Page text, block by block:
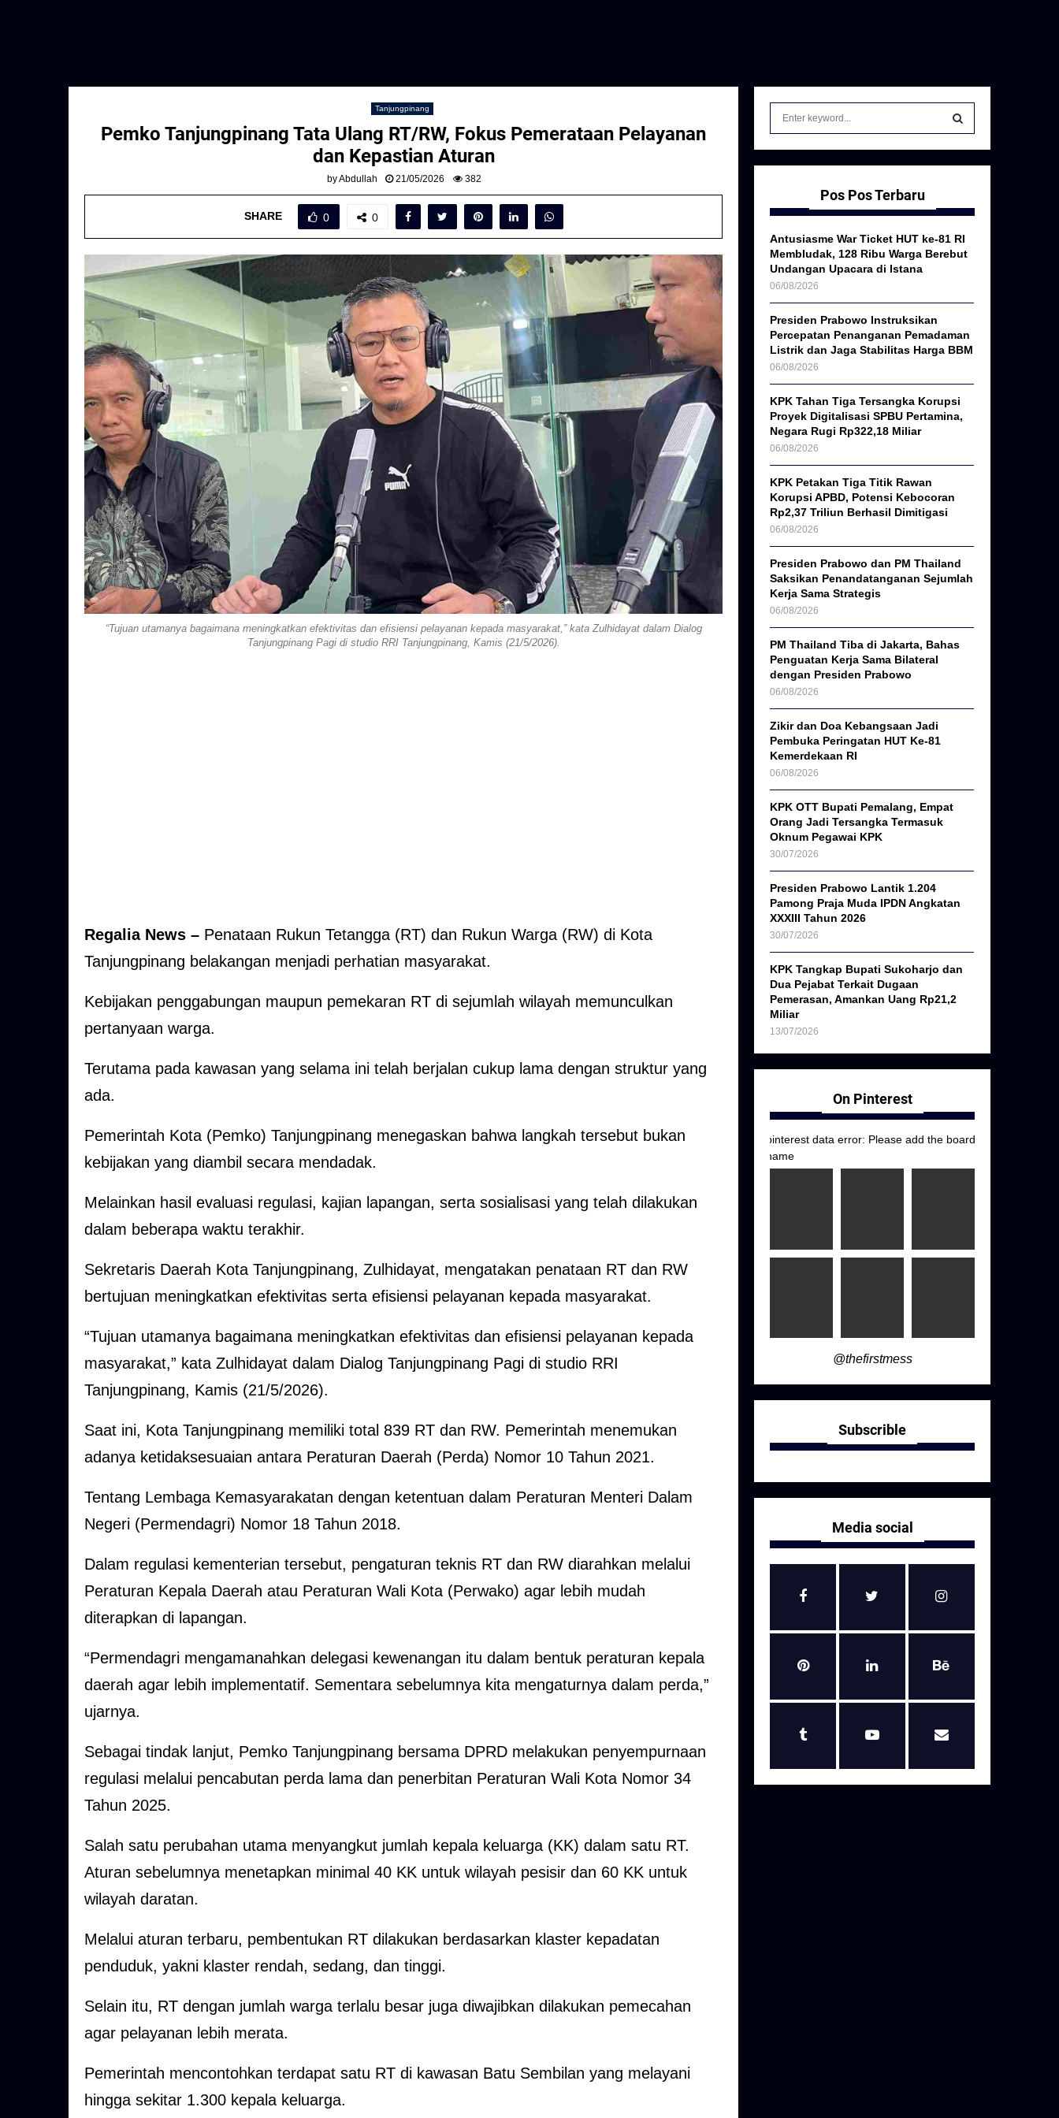
Tanjungpinang
Pemko Tanjungpinang Tata Ulang RT/RW, Fokus Pemerataan Pelayanan
dan Kepastian Aturan
byAbdullah 21/05/2026 382
SHARE 0 0
“Tujuan utamanya bagaimana meningkatkan efektivitas dan efisiensi pelayanan kepada masyarakat,” kata Zulhidayat dalam Dialog
Tanjungpinang Pagi di studio RRI Tanjungpinang, Kamis (21/5/2026).
Regalia News – Penataan Rukun Tetangga (RT) dan Rukun Warga (RW) di Kota
Tanjungpinang belakangan menjadi perhatian masyarakat.
Kebijakan penggabungan maupun pemekaran RT di sejumlah wilayah memunculkan
pertanyaan warga.
Terutama pada kawasan yang selama ini telah berjalan cukup lama dengan struktur yang
ada.
Pemerintah Kota (Pemko) Tanjungpinang menegaskan bahwa langkah tersebut bukan
kebijakan yang diambil secara mendadak.
Melainkan hasil evaluasi regulasi, kajian lapangan, serta sosialisasi yang telah dilakukan
dalam beberapa waktu terakhir.
Sekretaris Daerah Kota Tanjungpinang, Zulhidayat, mengatakan penataan RT dan RW
bertujuan meningkatkan efektivitas serta efisiensi pelayanan kepada masyarakat.
“Tujuan utamanya bagaimana meningkatkan efektivitas dan efisiensi pelayanan kepada
masyarakat,” kata Zulhidayat dalam Dialog Tanjungpinang Pagi di studio RRI
Tanjungpinang, Kamis (21/5/2026).
Saat ini, Kota Tanjungpinang memiliki total 839 RT dan RW. Pemerintah menemukan
adanya ketidaksesuaian antara Peraturan Daerah (Perda) Nomor 10 Tahun 2021.
Tentang Lembaga Kemasyarakatan dengan ketentuan dalam Peraturan Menteri Dalam
Negeri (Permendagri) Nomor 18 Tahun 2018.
Dalam regulasi kementerian tersebut, pengaturan teknis RT dan RW diarahkan melalui
Peraturan Kepala Daerah atau Peraturan Wali Kota (Perwako) agar lebih mudah
diterapkan di lapangan.
“Permendagri mengamanahkan delegasi kewenangan itu dalam bentuk peraturan kepala
daerah agar lebih implementatif. Sementara sebelumnya kita mengaturnya dalam perda,”
ujarnya.
Sebagai tindak lanjut, Pemko Tanjungpinang bersama DPRD melakukan penyempurnaan
regulasi melalui pencabutan perda lama dan penerbitan Peraturan Wali Kota Nomor 34
Tahun 2025.
Salah satu perubahan utama menyangkut jumlah kepala keluarga (KK) dalam satu RT.
Aturan sebelumnya menetapkan minimal 40 KK untuk wilayah pesisir dan 60 KK untuk
wilayah daratan.
Melalui aturan terbaru, pembentukan RT dilakukan berdasarkan klaster kepadatan
penduduk, yakni klaster rendah, sedang, dan tinggi.
Selain itu, RT dengan jumlah warga terlalu besar juga diwajibkan dilakukan pemecahan
agar pelayanan lebih merata.
Pemerintah mencontohkan terdapat satu RT di kawasan Batu Sembilan yang melayani
hingga sekitar 1.300 kepala keluarga.
f
r
:
S
A
R
H
Pos Pos Terbaru
Antusiasme War Ticket HUT ke-81 RI
Membludak, 128 Ribu Warga Berebut
Undangan Upacara di Istana
06/08/2026
Presiden Prabowo Instruksikan
Percepatan Penanganan Pemadaman
Listrik dan Jaga Stabilitas Harga BBM
06/08/2026
KPK Tahan Tiga Tersangka Korupsi
Proyek Digitalisasi SPBU Pertamina,
Negara Rugi Rp322,18 Miliar
06/08/2026
KPK Petakan Tiga Titik Rawan
Korupsi APBD, Potensi Kebocoran
Rp2,37 Triliun Berhasil Dimitigasi
06/08/2026
Presiden Prabowo dan PM Thailand
Saksikan Penandatanganan Sejumlah
Kerja Sama Strategis
06/08/2026
PM Thailand Tiba di Jakarta, Bahas
Penguatan Kerja Sama Bilateral
dengan Presiden Prabowo
06/08/2026
Zikir dan Doa Kebangsaan Jadi
Pembuka Peringatan HUT Ke-81
Kemerdekaan RI
06/08/2026
KPK OTT Bupati Pemalang, Empat
Orang Jadi Tersangka Termasuk
Oknum Pegawai KPK
30/07/2026
Presiden Prabowo Lantik 1.204
Pamong Praja Muda IPDN Angkatan
XXXIII Tahun 2026
30/07/2026
KPK Tangkap Bupati Sukoharjo dan
Dua Pejabat Terkait Dugaan
Pemerasan, Amankan Uang Rp21,2
Miliar
13/07/2026
On Pinterest
pinterest data error: Please add the board
name
@thefirstmess
Subscrible
Media social